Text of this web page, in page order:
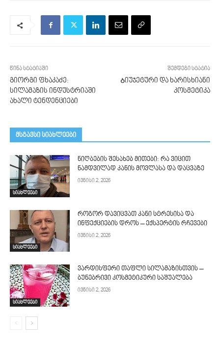
წინა სტატიაში
გიორგი ფხაკაძე:
სილამაზის ინდუსტრიაში
ახალი ტენდენციები
შემდეგი სტატია
Ბიუჯეტური და ხარისხიანი
კოსმეტიკა
მსგავსი სიახლეები
სიახლეები
ნიღბების შესახებ მითები: რა ვიცით
ნამდვილად კანის მოვლასა და დაცვაზე
ივნისი 2, 2026
სიახლეები
როგორ დავიცვათ კანი სტრესისა და
ინფექციების დროს – ექსპერტის რჩევები
ივნისი 2, 2026
სიახლეები
ვარდისფერი თაფლი სილამაზისთვის –
ბუნებრივი კოსმეტიკური საშუალება
ივნისი 2, 2026